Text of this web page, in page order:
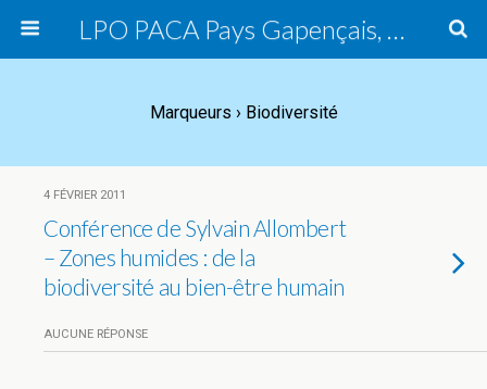
LPO PACA Pays Gapençais, groupe local
Marqueurs › Biodiversité
4 FÉVRIER 2011
Conférence de Sylvain Allombert
– Zones humides : de la
biodiversité au bien-être humain
AUCUNE RÉPONSE